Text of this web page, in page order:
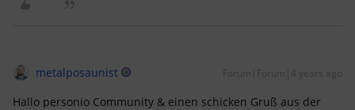
metalposaunist Forum|Forum|4 years ago
Hallo personio Community & einen schicken Gruß aus der